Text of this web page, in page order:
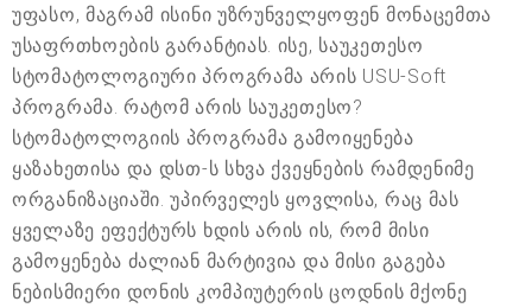
უფასო, მაგრამ ისინი უზრუნველყოფენ მონაცემთა
უსაფრთხოების გარანტიას. ისე, საუკეთესო
სტომატოლოგიური პროგრამა არის USU-Soft
პროგრამა. რატომ არის საუკეთესო?
სტომატოლოგიის პროგრამა გამოიყენება
ყაზახეთისა და დსთ-ს სხვა ქვეყნების რამდენიმე
ორგანიზაციაში. უპირველეს ყოვლისა, რაც მას
ყველაზე ეფექტურს ხდის არის ის, რომ მისი
გამოყენება ძალიან მარტივია და მისი გაგება
ნებისმიერი დონის კომპიუტერის ცოდნის მქონე